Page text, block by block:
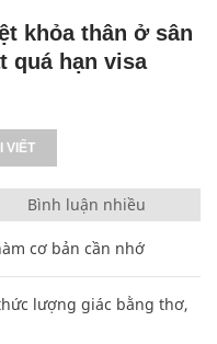
khỏa thân ở sân
quá hạn visa
VIẾT
Bình luận nhiều
cơ bản cần nhớ
lượng giác bằng thơ,